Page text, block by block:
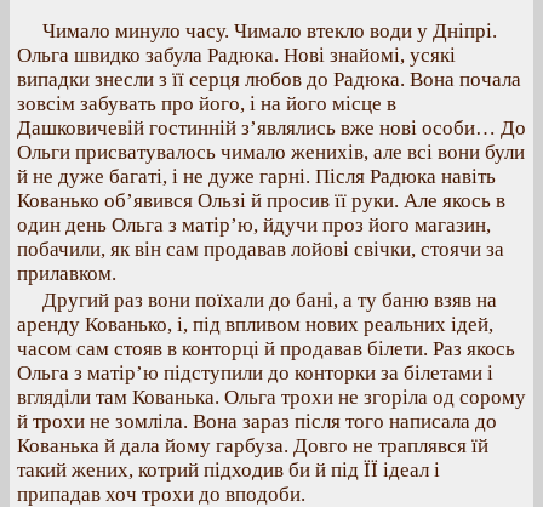
Чимало минуло часу. Чимало втекло води у Дніпрі.
Ольга швидко забула Радюка. Нові знайомі, усякі
випадки знесли з її серця любов до Радюка. Вона почала
зовсім забувать про його, і на його місце в
Дашковичевій гостинній з’являлись вже нові особи… До
Ольги присватувалось чимало женихів, але всі вони були
й не дуже багаті, і не дуже гарні. Після Радюка навіть
Кованько об’явився Ользі й просив її руки. Але якось в
один день Ольга з матір’ю, йдучи проз його магазин,
побачили, як він сам продавав лойові свічки, стоячи за
прилавком.
Другий раз вони поїхали до бані, а ту баню взяв на
аренду Кованько, і, під впливом нових реальних ідей,
часом сам стояв в конторці й продавав білети. Раз якось
Ольга з матір’ю підступили до конторки за білетами і
вгляділи там Кованька. Ольга трохи не згоріла од сорому
й трохи не зомліла. Вона зараз після того написала до
Кованька й дала йому гарбуза. Довго не траплявся їй
такий жених, котрий підходив би й під ЇЇ ідеал і
припадав хоч трохи до вподоби.